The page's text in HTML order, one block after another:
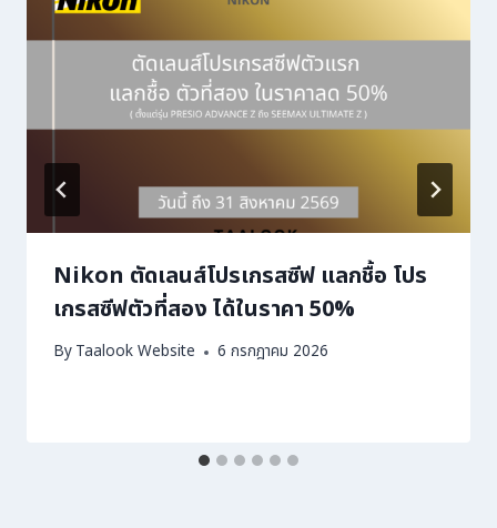
Nikon ตัดเลนส์โปรเกรสซีฟ แลกชื้อ โปร
เกรสซีฟตัวที่สอง ได้ในราคา 50%
By Taalook Website 6 กรกฎาคม 2026